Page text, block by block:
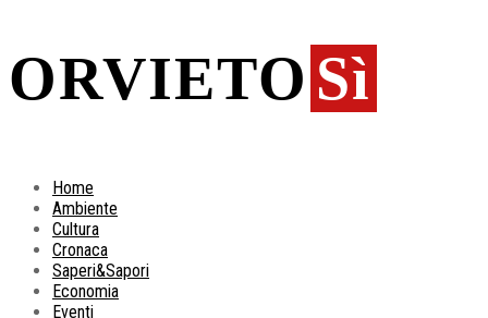
ORVIETO Sì
Home
Ambiente
Cultura
Cronaca
Saperi&Sapori
Economia
Eventi